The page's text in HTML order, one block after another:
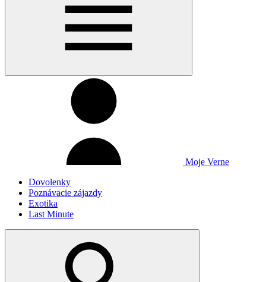
Moje Verne
Dovolenky
Poznávacie zájazdy
Exotika
Last Minute